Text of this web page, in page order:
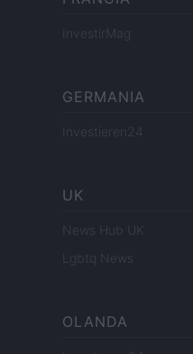
InvestirMag
GERMANIA
Investieren24
UK
News Hub UK
Lgbtq News
OLANDA